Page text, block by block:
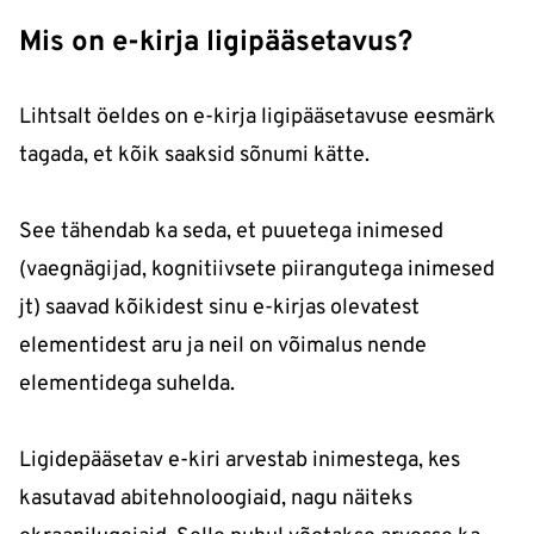
Mis on e-kirja ligipääsetavus?
Lihtsalt öeldes on e-kirja ligipääsetavuse eesmärk
tagada, et kõik saaksid sõnumi kätte.
See tähendab ka seda, et puuetega inimesed
(vaegnägijad, kognitiivsete piirangutega inimesed
jt) saavad kõikidest sinu e-kirjas olevatest
elementidest aru ja neil on võimalus nende
elementidega suhelda.
Ligidepääsetav e-kiri arvestab inimestega, kes
kasutavad abitehnoloogiaid, nagu näiteks